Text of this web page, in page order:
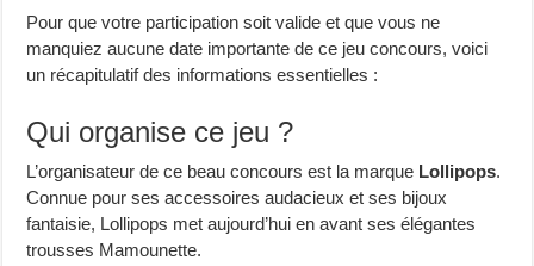
Pour que votre participation soit valide et que vous ne
manquiez aucune date importante de ce jeu concours, voici
un récapitulatif des informations essentielles :
Qui organise ce jeu ?
L’organisateur de ce beau concours est la marque Lollipops.
Connue pour ses accessoires audacieux et ses bijoux
fantaisie, Lollipops met aujourd’hui en avant ses élégantes
trousses Mamounette.